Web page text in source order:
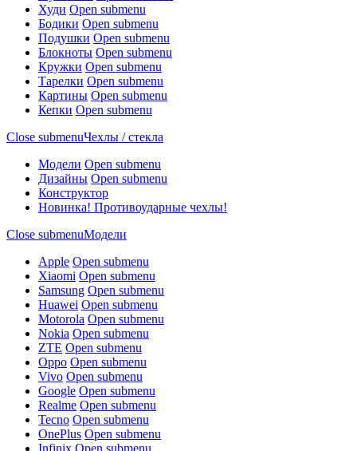
Худи Open submenu
Бодики Open submenu
Подушки Open submenu
Блокноты Open submenu
Кружки Open submenu
Тарелки Open submenu
Картины Open submenu
Кепки Open submenu
Close submenuЧехлы / стекла
Модели Open submenu
Дизайны Open submenu
Конструктор
Новинка! Противоударные чехлы!
Close submenuМодели
Apple Open submenu
Xiaomi Open submenu
Samsung Open submenu
Huawei Open submenu
Motorola Open submenu
Nokia Open submenu
ZTE Open submenu
Oppo Open submenu
Vivo Open submenu
Google Open submenu
Realme Open submenu
Tecno Open submenu
OnePlus Open submenu
Infinix Open submenu